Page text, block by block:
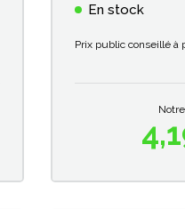
En stock
Prix public conseillé à